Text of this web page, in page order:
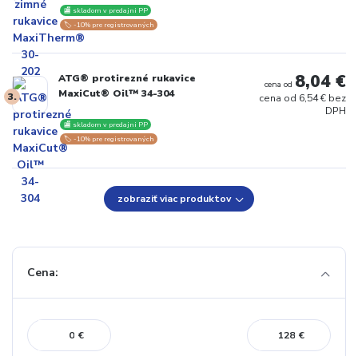
🏬 skladom v predajni PP
🏷️ -10% pre registrovaných
3.
ATG® protirezné rukavice
MaxiCut® Oil™ 34-304
🏬 skladom v predajni PP
🏷️ -10% pre registrovaných
cena od 8,04 €
cena od 6,54 € bez
DPH
zobraziť viac produktov
Cena:
€ €